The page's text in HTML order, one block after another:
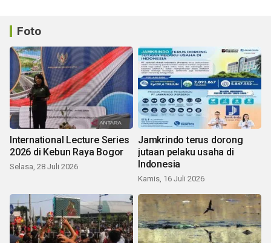
Foto
International Lecture Series
2026 di Kebun Raya Bogor
Selasa, 28 Juli 2026
Jamkrindo terus dorong
jutaan pelaku usaha di
Indonesia
Kamis, 16 Juli 2026